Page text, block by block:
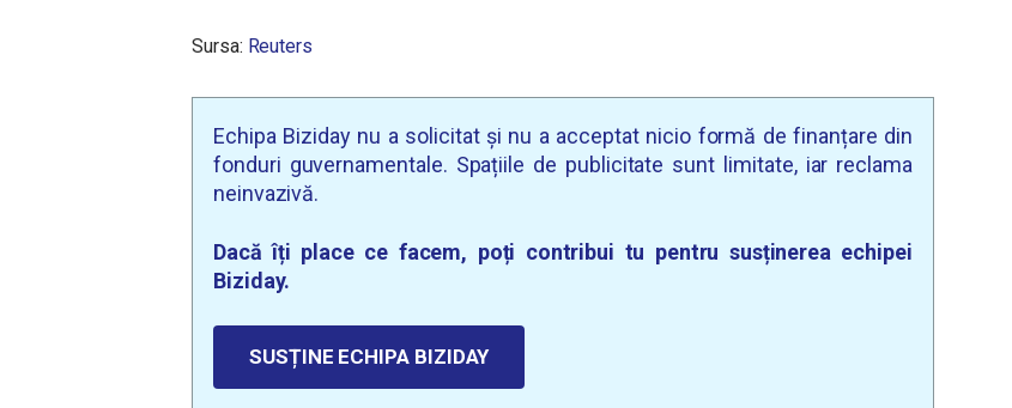
Sursa: Reuters
Echipa Biziday nu a solicitat și nu a acceptat nicio formă de finanțare din
fonduri guvernamentale. Spațiile de publicitate sunt limitate, iar reclama
neinvazivă.
Dacă îți place ce facem, poți contribui tu pentru susținerea echipei
Biziday.
SUSȚINE ECHIPA BIZIDAY